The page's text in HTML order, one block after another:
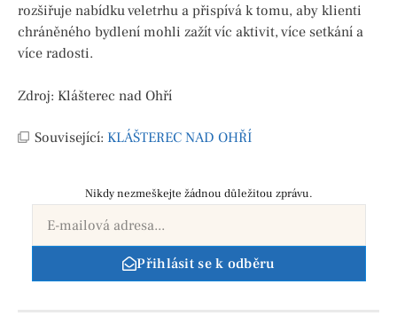
rozšiřuje nabídku veletrhu a přispívá k tomu, aby klienti
chráněného bydlení mohli zažít víc aktivit, více setkání a
více radosti.
Zdroj: Klášterec nad Ohří
Související: KLÁŠTEREC NAD OHŘÍ
Nikdy nezmeškejte žádnou důležitou zprávu.
Přihlásit se k odběru